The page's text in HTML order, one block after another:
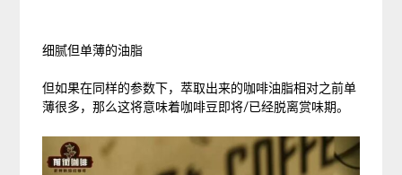
细腻但单薄的油脂
但如果在同样的参数下，萃取出来的咖啡油脂相对之前单
薄很多，那么这将意味着咖啡豆即将/已经脱离赏味期。